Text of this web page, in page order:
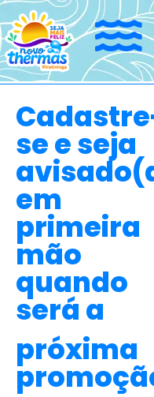
se e seja
em
primeira
mão
quando
será a
próxima